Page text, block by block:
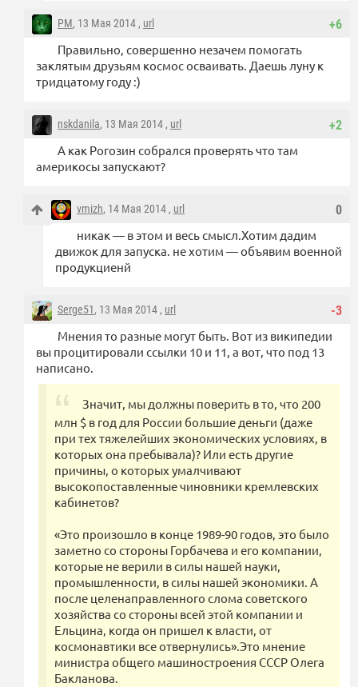
+6
PM, 13 Мая 2014 , url
Правильно, совершенно незачем помогать
заклятым друзьям космос осваивать. Даешь луну к
тридцатому году :)
+2
nskdanila, 13 Мая 2014 , url
А как Рогозин собрался проверять что там
америкосы запускают?
0
vmizh, 14 Мая 2014 , url
никак — в этом и весь смысл.Хотим дадим
движок для запуска. не хотим — объявим военной
продукциенй
-3
Serge51, 13 Мая 2014 , url
Мнения то разные могут быть. Вот из википедии
вы процитировали ссылки 10 и 11, а вот, что под 13
написано.
Значит, мы должны поверить в то, что 200
млн $ в год для России большие деньги (даже
при тех тяжелейших экономических условиях, в
которых она пребывала)? Или есть другие
причины, о которых умалчивают
высокопоставленные чиновники кремлевских
кaбинетов?
«Это произошло в конце 1989-90 годов, это было
заметно со стороны Горбачева и его компании,
которые не верили в силы нашей науки,
промышленности, в силы нашей экономики. А
после целенаправленного слома советского
хозяйства со стороны всей этой компании и
Ельцина, когда он пришел к власти, от
космонавтики все отвернулись».Это мнение
министра общего машиностроения СССР Олега
Бакланова.